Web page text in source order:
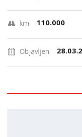
km 110.000
Objavljen